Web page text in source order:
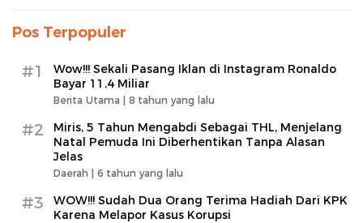
Pos Terpopuler
#1
Wow!!! Sekali Pasang Iklan di Instagram Ronaldo
Bayar 11,4 Miliar
Berita Utama | 8 tahun yang lalu
#2
Miris, 5 Tahun Mengabdi Sebagai THL, Menjelang
Natal Pemuda Ini Diberhentikan Tanpa Alasan
Jelas
Daerah | 6 tahun yang lalu
#3
WOW!!! Sudah Dua Orang Terima Hadiah Dari KPK
Karena Melapor Kasus Korupsi